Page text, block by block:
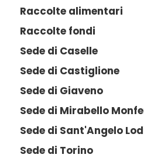
Raccolte alimentari
Raccolte fondi
Sede di Caselle
Sede di Castiglione
Sede di Giaveno
Sede di Mirabello
Sede di Sant'Angelo
Sede di Torino